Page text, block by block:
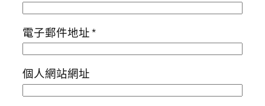
電子郵件地址*
個人網站網址